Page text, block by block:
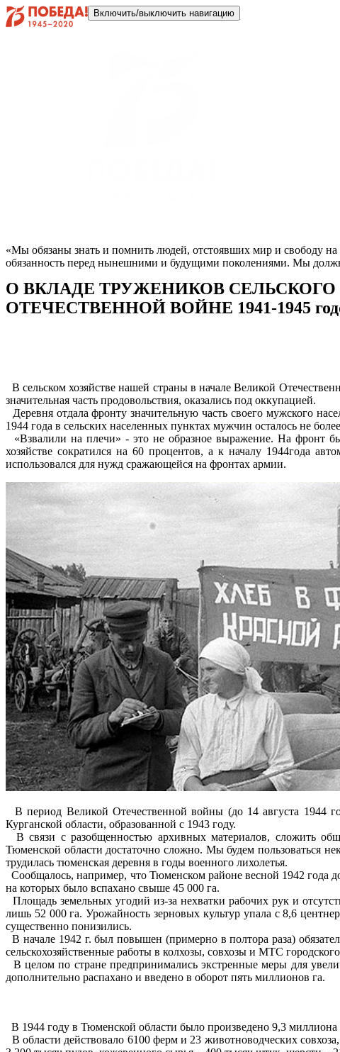
Включить/выключить навигацию
«Мы обязаны знать и помнить людей, отстоявших мир и свободу
обязанность перед нынешними и будущими поколениями. Мы
О ВКЛАДЕ ТРУЖЕНИКОВ
ОТЕЧЕСТВЕННОЙ ВОЙНЕ 1941-1945
В сельском хозяйстве нашей страны в начале Великой
значительная часть продовольствия, оказались под оккупацией.
Деревня отдала фронту значительную часть своего мужского
1944 года в сельских населенных пунктах мужчин осталось не
«Взвалили на плечи» - это не образное выражение. На фронт
хозяйстве сократился на 60 процентов, а к началу 1944года
использовался для нужд сражающейся на фронтах армии.
В период Великой Отечественной войны (до 14 августа 1944
Курганской области, образованной с 1943 году.
В связи с разобщенностью архивных материалов, сложить
Тюменской области достаточно сложно. Мы будем пользоваться
трудилась тюменская деревня в годы военного лихолетья.
Сообщалось, например, что Тюменском районе весной 1942 года
на которых было вспахано свыше 45 000 га.
Площадь земельных угодий из-за нехватки рабочих рук и
лишь 52 000 га. Урожайность зерновых культур упала с 8,6
существенно понизились.
В начале 1942 г. был повышен (примерно в полтора раза)
сельскохозяйственные работы в колхозы, совхозы и МТС
В целом по стране предпринимались экстренные меры для
дополнительно распахано и введено в оборот пять миллионов га.
В 1944 году в Тюменской области было произведено 9,3
В области действовало 6100 ферм и 23 животноводческих